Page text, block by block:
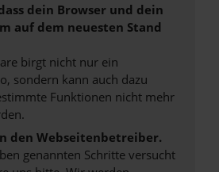
dein Browser und dein
auf dem neuesten Stand
birgt nicht nur ein
sondern kann auch dazu
Funktionen nicht mehr
den Webseitenbetreiber.
genannten Schritte versucht